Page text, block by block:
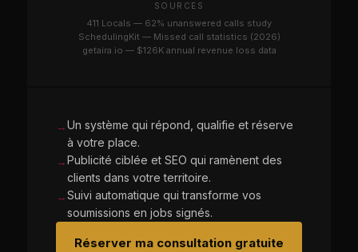
SOURCES
411 Locals — 62% unanswered calls study
SchedulingKit — Missed call statistics (2026)
getaira.io — $126K annual revenue loss data
→Un système qui répond, qualifie et réserve
à votre place.
→Publicité ciblée et SEO qui ramènent des
clients dans votre territoire.
→Suivi automatique qui transforme vos
soumissions en jobs signés.
Réserver ma consultation gratuite